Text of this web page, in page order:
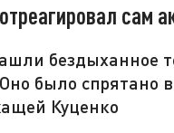
сам
бездыханное
было спрятано
Куценко